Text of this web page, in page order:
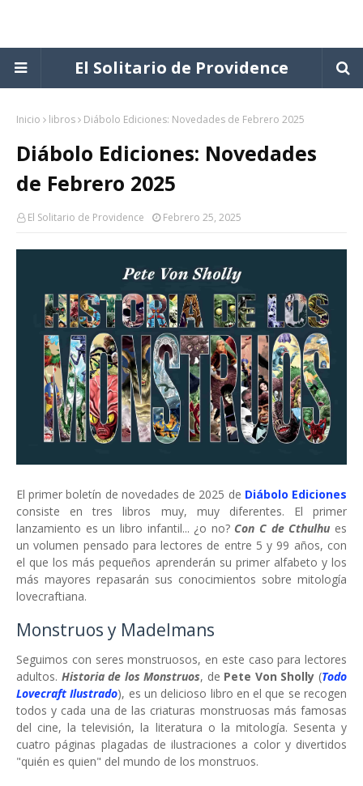
El Solitario de Providence
Inicio libros Diábolo Ediciones: Novedades de Febrero 2025
Diábolo Ediciones: Novedades
de Febrero 2025
El Solitario de Providence Febrero 25, 2025
El primer boletín de novedades de 2025 de Diábolo Ediciones
consiste en tres libros muy, muy diferentes. El primer
lanzamiento es un libro infantil... ¿o no? Con C de Cthulhu es
un volumen pensado para lectores de entre 5 y 99 años, con
el que los más pequeños aprenderán su primer alfabeto y los
más mayores repasarán sus conocimientos sobre mitología
lovecraftiana.
Monstruos y Madelmans
Seguimos con seres monstruosos, en este caso para lectores
adultos. Historia de los Monstruos, de Pete Von Sholly (Todo
Lovecraft Ilustrado), es un delicioso libro en el que se recogen
todos y cada una de las criaturas monstruosas más famosas
del cine, la televisión, la literatura o la mitología. Sesenta y
cuatro páginas plagadas de ilustraciones a color y divertidos
"quién es quien" del mundo de los monstruos.